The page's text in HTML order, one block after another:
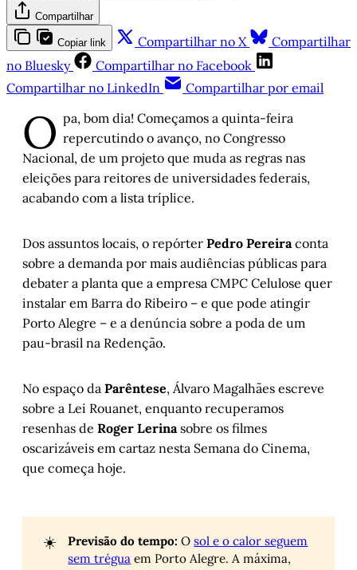
Compartilhar
Copiar link Compartilhar no X
Compartilhar
no Bluesky
Compartilhar no Facebook
Compartilhar no LinkedIn
Compartilhar por email
O pa, bom dia! Começamos a quinta-feira
repercutindo o avanço, no Congresso
Nacional, de um projeto que muda as regras nas
eleições para reitores de universidades federais,
acabando com a lista tríplice.
Dos assuntos locais, o repórter Pedro Pereiraconta
sobre a demanda por mais audiências públicas para
debater a planta que a empresa CMPC Celulose quer
instalar em Barra do Ribeiro – e que pode atingir
Porto Alegre – e a denúncia sobre a poda de um
pau-brasil na Redenção.
No espaço da Parêntese, Álvaro Magalhães escreve
sobre a Lei Rouanet, enquanto recuperamos
resenhas de Roger Lerinasobre os filmes
oscarizáveis em cartaz nesta Semana do Cinema,
que começa hoje.
☀️ Previsão do tempo: Osol e o calor seguem
sem trégua em Porto Alegre. A máxima,